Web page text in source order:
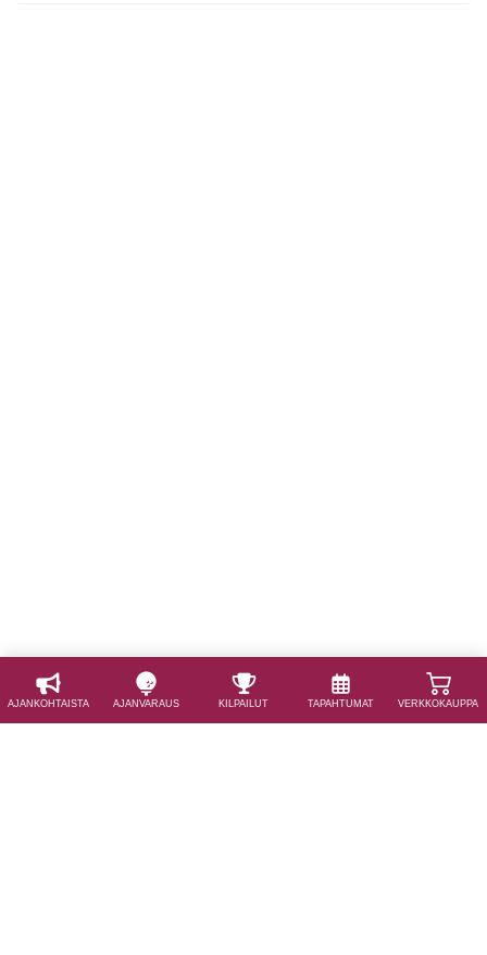
AJAN­KOHTAISTA AJAN­VARAUS KILPAILUT TAPAHTUMAT VERKKOKAUPPA